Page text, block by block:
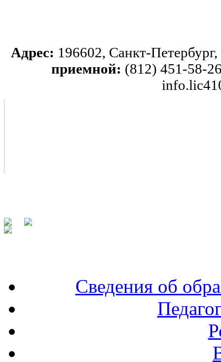
Адрес: 196602, Санкт-
приемной: (812) 451-58-
Сведения об